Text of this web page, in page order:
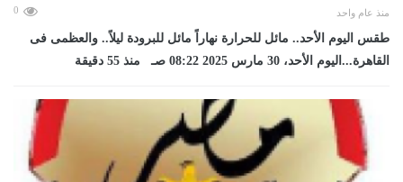
منذ عام واحد 0
طقس اليوم الأحد.. مائل للحرارة نهاراً مائل للبرودة ليلاً.. والعظمى فى
القاهرة...اليوم الأحد، 30 مارس 2025 08:22 صـ منذ 55 دقيقة